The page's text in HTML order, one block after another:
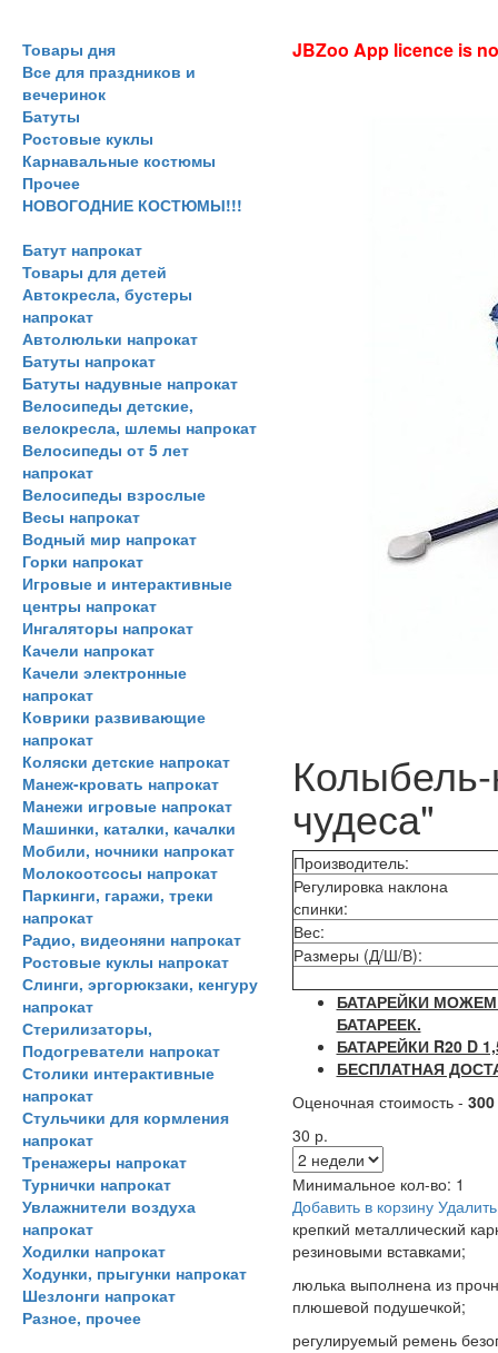
Товары дня
Все для праздников и
вечеринок
Батуты
Ростовые куклы
Карнавальные костюмы
Прочее
НОВОГОДНИЕ КОСТЮМЫ!!!
Батут напрокат
Товары для детей
Автокресла, бустеры
напрокат
Автолюльки напрокат
Батуты напрокат
Батуты надувные напрокат
Велосипеды детские,
велокресла, шлемы напрокат
Велосипеды от 5 лет
напрокат
Велосипеды взрослые
Весы напрокат
Водный мир напрокат
Горки напрокат
Игровые и интерактивные
центры напрокат
Ингаляторы напрокат
Качели напрокат
Качели электронные
напрокат
Коврики развивающие
напрокат
Коляски детские напрокат
Манеж-кровать напрокат
Манежи игровые напрокат
Машинки, каталки, качалки
Мобили, ночники напрокат
Молокоотсосы напрокат
Паркинги, гаражи, треки
напрокат
Радио, видеоняни напрокат
Ростовые куклы напрокат
Слинги, эргорюкзаки, кенгуру
напрокат
Стерилизаторы,
Подогреватели напрокат
Столики интерактивные
напрокат
Стульчики для кормления
напрокат
Тренажеры напрокат
Турнички напрокат
Увлажнители воздуха
напрокат
Ходилки напрокат
Ходунки, прыгунки напрокат
Шезлонги напрокат
Разное, прочее
JBZoo App licence is
чудеса"
Производитель:
Регулировка наклона
спинки:
Вес:
Размеры (Д/Ш/В):
БАТАРЕЙКИ
БАТАРЕЕК.
БАТАРЕЙКИ R20 D
БЕСПЛАТНАЯ
Оценочная стоимость -
30 р.
Минимальное кол-во: 1
Добавить в корзину
крепкий металлический
резиновыми вставками;
люлька выполнена из
плюшевой подушечкой;
регулируемый ремень